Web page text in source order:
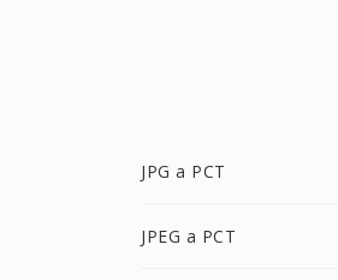
JPG a PCT
JPEG a PCT